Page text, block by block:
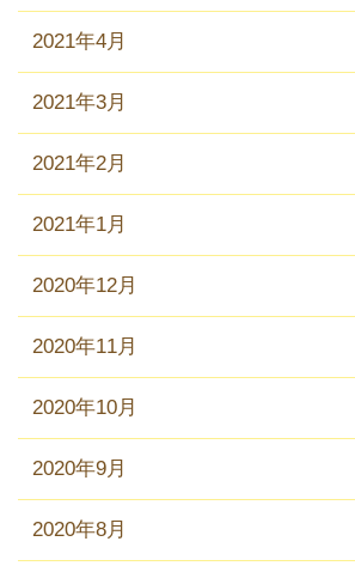
2021年4月
2021年3月
2021年2月
2021年1月
2020年12月
2020年11月
2020年10月
2020年9月
2020年8月